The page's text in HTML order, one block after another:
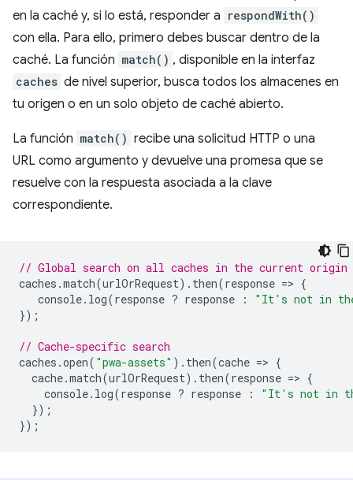
en la caché y, si lo está, responder a respondWith()
con ella. Para ello, primero debes buscar dentro de la
caché. La función match() , disponible en la interfaz
caches de nivel superior, busca todos los almacenes en
tu origen o en un solo objeto de caché abierto.
La función match() recibe una solicitud HTTP o una
URL como argumento y devuelve una promesa que se
resuelve con la respuesta asociada a la clave
correspondiente.
// Global search on all caches in the current origin
caches .match(urlOrRequest). then(response => {
console. log(response ? response :
"It's not in
});
// Cache-specific search
caches .open( "pwa-assets" ). then(cache => {
cache.match(urlOrRequest). then(response => {
console. log(response ? response :
"It's not in
});
});